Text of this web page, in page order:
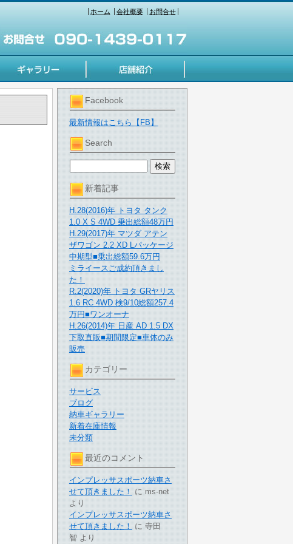
ホーム 会社概要 お問合せ
Facebook
最新情報はこちら【FB】
Search
新着記事
H.28(2016)年 トヨタ タンク
1.0 X S 4WD 乗出総額48万円
H.29(2017)年 マツダ アテン
ザワゴン 2.2 XD Lパッケージ
中期型■乗出総額59.6万円
ミライースご成約頂きまし
た！
R.2(2020)年 トヨタ GRヤリス
1.6 RC 4WD 検9/10総額257.4
万円■ワンオーナ
H.26(2014)年 日産 AD 1.5 DX
下取直販■期間限定■車体のみ
販売
カテゴリー
サービス
ブログ
納車ギャラリー
新着在庫情報
未分類
最近のコメント
インプレッサスポーツ納車さ
せて頂きました！
に ms-net
より
インプレッサスポーツ納車さ
せて頂きました！
に 寺田
智 より